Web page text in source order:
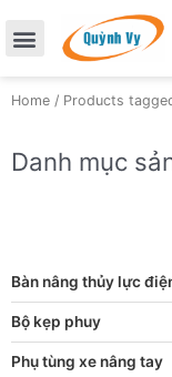
Home / Products
Danh mục
Bàn nâng thủy lực
Bộ kẹp phuy
Phụ tùng xe nâng tay